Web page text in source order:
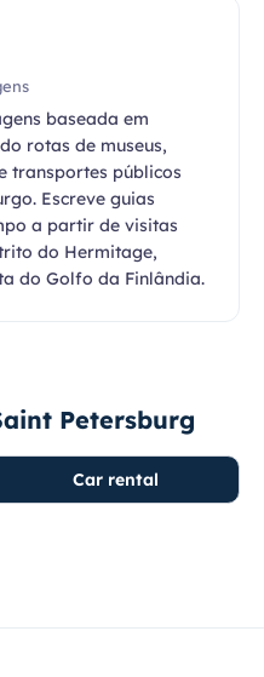
baseada em
rotas de museus,
transportes públicos
Escreve guias
a partir de visitas
do Hermitage,
do Golfo da Finlândia.
Petersburg
Car rental